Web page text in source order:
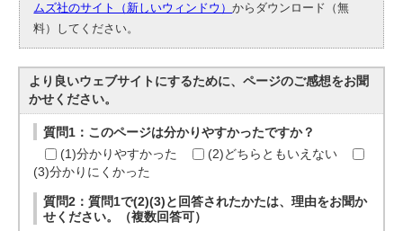
ムズ社のサイト（新しいウィンドウ）からダウンロード（無
料）してください。
より良いウェブサイトにするために、ページのご感想をお聞
かせください。
質問1：このページは分かりやすかったですか？
(1)分かりやすかった
(2)どちらともいえない
(3)分かりにくかった
質問2：質問1で(2)(3)と回答されたかたは、理由をお聞か
せください。（複数回答可）